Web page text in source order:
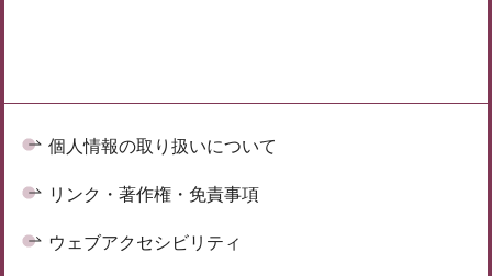
個人情報の取り扱いについて
リンク・著作権・免責事項
ウェブアクセシビリティ